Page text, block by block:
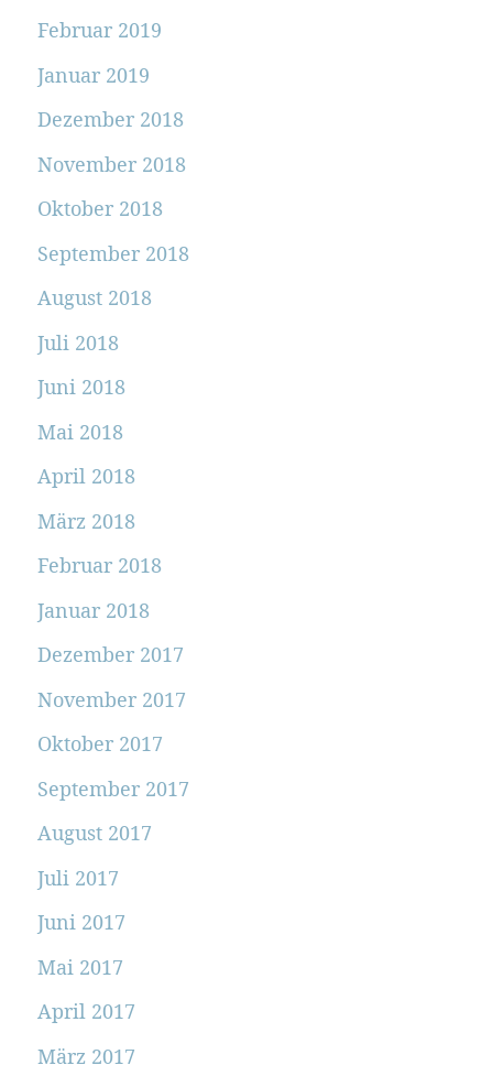
Februar 2019
Januar 2019
Dezember 2018
November 2018
Oktober 2018
September 2018
August 2018
Juli 2018
Juni 2018
Mai 2018
April 2018
März 2018
Februar 2018
Januar 2018
Dezember 2017
November 2017
Oktober 2017
September 2017
August 2017
Juli 2017
Juni 2017
Mai 2017
April 2017
März 2017